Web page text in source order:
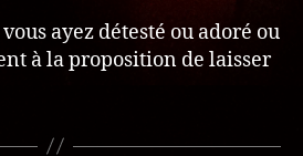
ayez détesté ou adoré ou
à la proposition de laisser